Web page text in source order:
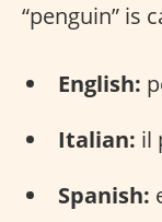
“penguin” is
English:
Italian: il
Spanish: